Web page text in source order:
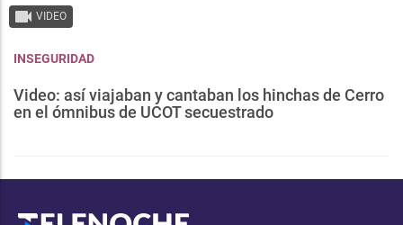
VIDEO
INSEGURIDAD
Video: así viajaban y cantaban los hinchas de Cerro
en el ómnibus de UCOT secuestrado